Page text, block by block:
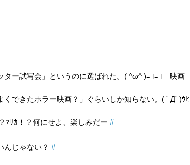
ター試写会」というのに選ばれた。( ^ω^ )ﾆｺﾆｺ 映画
できたホラー映画？」ぐらいしか知らない。( ﾟДﾟ)ｳﾋ
ﾏｻｶ！？何にせよ、楽しみだー #
じゃない？ #